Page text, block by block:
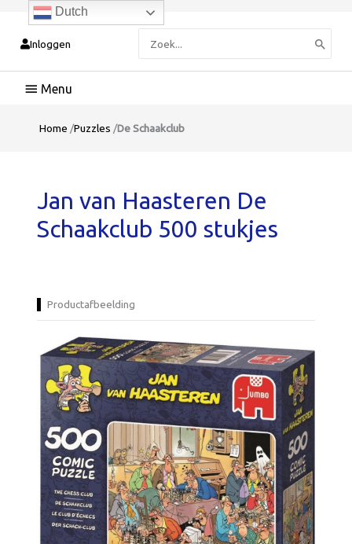
Inloggen
naar:
Hoofdmenu
Home /Puzzles /De Schaakclub
Jan van Haasteren De
Schaakclub 500 stukjes
Productafbeelding
Dutch